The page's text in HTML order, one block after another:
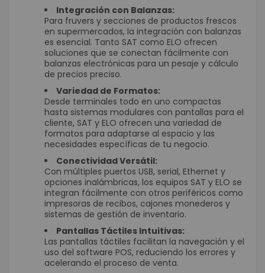
Integración con Balanzas:
Para fruvers y secciones de productos frescos
en supermercados, la integración con balanzas
es esencial. Tanto SAT como ELO ofrecen
soluciones que se conectan fácilmente con
balanzas electrónicas para un pesaje y cálculo
de precios preciso.
Variedad de Formatos:
Desde terminales todo en uno compactas
hasta sistemas modulares con pantallas para el
cliente, SAT y ELO ofrecen una variedad de
formatos para adaptarse al espacio y las
necesidades específicas de tu negocio.
Conectividad Versátil:
Con múltiples puertos USB, serial, Ethernet y
opciones inalámbricas, los equipos SAT y ELO se
integran fácilmente con otros periféricos como
impresoras de recibos, cajones monederos y
sistemas de gestión de inventario.
Pantallas Táctiles Intuitivas:
Las pantallas táctiles facilitan la navegación y el
uso del software POS, reduciendo los errores y
acelerando el proceso de venta.